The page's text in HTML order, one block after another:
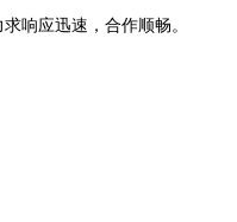
响应迅速，合作顺畅。